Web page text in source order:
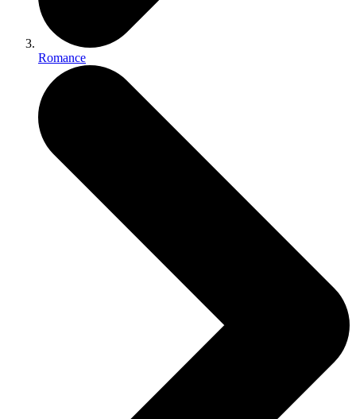
Romance